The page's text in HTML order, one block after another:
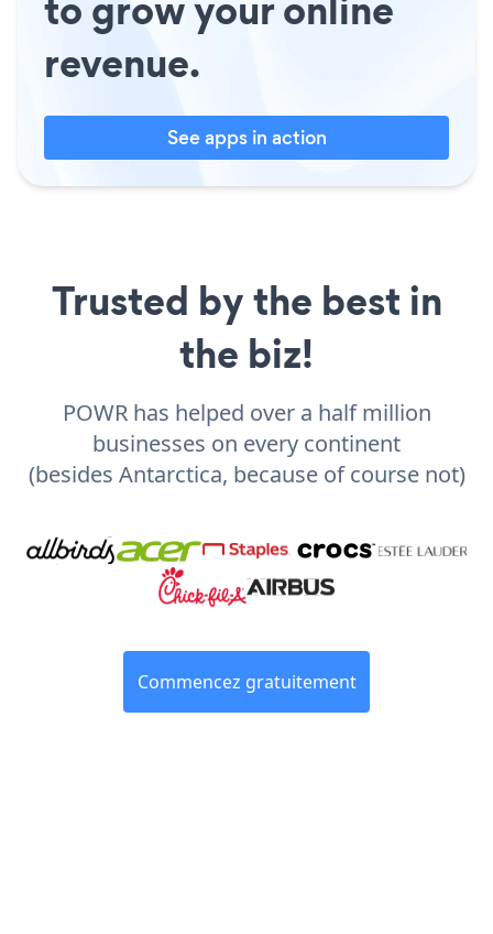
revenue.
See apps in action
Trusted by the best in
the biz!
POWR has helped over a half million
businesses on every continent
(besides Antarctica, because of course not)
Commencez gratuitement